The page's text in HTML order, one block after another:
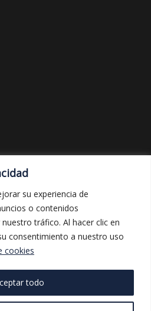
su experiencia de
o contenidos
tráfico. Al hacer clic en
consentimiento a nuestro uso
cookies
todo